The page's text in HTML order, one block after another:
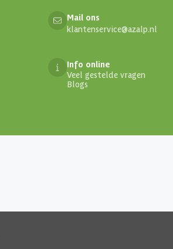
Mail ons
klantenservice@azalp.nl
Info online
Veel gestelde vragen
Blogs